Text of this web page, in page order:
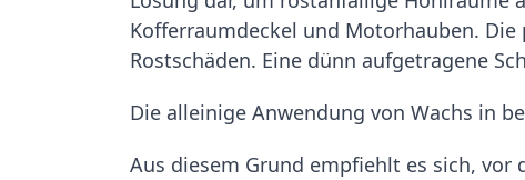
Kofferraumdeckel und Motorhauben.
Rostschäden. Eine dünn aufgetragene
Die alleinige Anwendung von Wachs in
Aus diesem Grund empfiehlt es sich, vor